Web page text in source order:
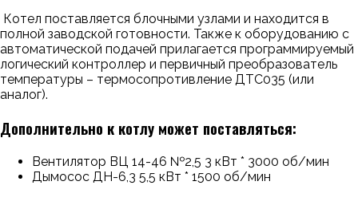
Котел поставляется блочными узлами и находится в
полной заводской готовности. Также к оборудованию с
автоматической подачей прилагается программируемый
логический контроллер и первичный преобразователь
температуры – термосопротивление ДТС035 (или
аналог).
Дополнительно к котлу может поставляться:
Вентилятор ВЦ 14-46 №2,5 3 кВт * 3000 об/мин
Дымосос ДН-6,3 5,5 кВт * 1500 об/мин